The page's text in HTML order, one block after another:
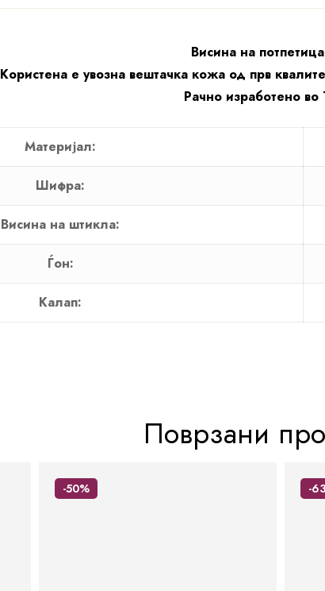
Висина на
Користена е увозна вештачка кожа од прв
Рачно изработено во
Материјал:
Шифра:
Висина на штикла:
Ѓон:
Калап:
Поврзани
-50% -